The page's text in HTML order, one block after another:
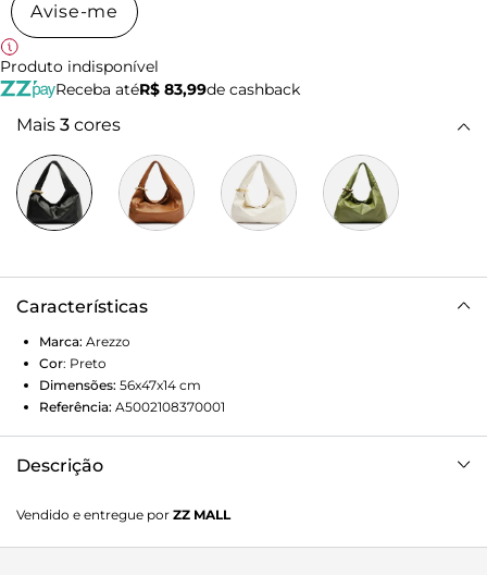
Avise-me
Produto indisponível
Receba atéR$ 83,99de cashback
Mais 3 cores
Características
Marca: Arezzo
Cor: Preto
Dimensões: 56x47x14 cm
Referência: A5002108370001
Descrição
formato soft e costuras pesponto nas emendas. Traz alça de
ombro larga e contínua à bolsa, além de fecho em imã.
Vendido e entregue por ZZ MALL